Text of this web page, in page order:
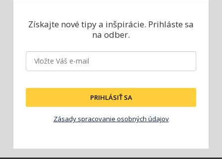
Získajte nové tipy a inšpirácie. Prihláste sa
na odber.
PRIHLÁSIŤ SA
Zásady spracovanie osobných údajov